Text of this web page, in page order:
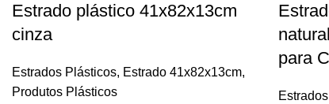
Estrado plástico 41x82x13cm
cinza
Estrados Plásticos, Estrado 41x82x13cm,
Produtos Plásticos
para